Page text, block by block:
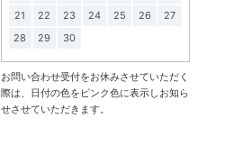
21
22 23 24 25 26
27
28
29 30
お問い合わせ受付をお休みさせていただく
際は、日付の色をピンク色に表示しお知ら
せさせていただきます。